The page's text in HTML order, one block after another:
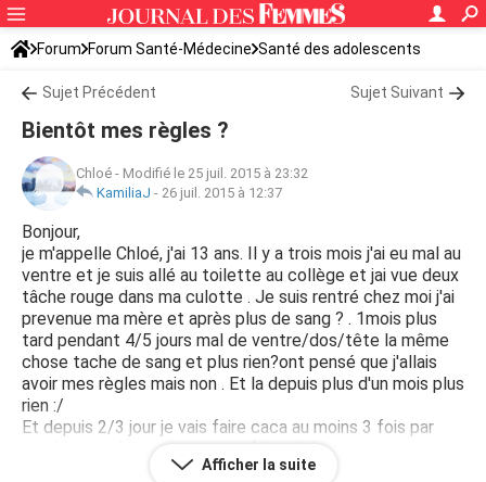
Forum Forum Santé-Médecine Santé des adolescents
Sujet Précédent Sujet Suivant
Bientôt mes règles ?
Chloé - Modifié le 25 juil. 2015 à 23:32
KamiliaJ - 26 juil. 2015 à 12:37
Bonjour,
je m'appelle Chloé, j'ai 13 ans. Il y a trois mois j'ai eu mal au
ventre et je suis allé au toilette au collège et jai vue deux
tâche rouge dans ma culotte . Je suis rentré chez moi j'ai
prevenue ma mère et après plus de sang ? . 1mois plus
tard pendant 4/5 jours mal de ventre/dos/tête la même
chose tache de sang et plus rien?ont pensé que j'allais
avoir mes règles mais non . Et la depuis plus d'un mois plus
rien :/
Et depuis 2/3 jour je vais faire caca au moins 3 fois par
jour (diarrhée), je vais souvent faire pipi, j'ai eu beaucoup
de vertige en une soirée, javaus envie de vomir, et la
Afficher la suite